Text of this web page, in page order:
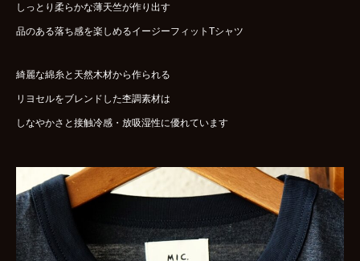
しっとり柔らかな薄天竺が作り出す
品のある落ち感を楽しめるイージーフィットTシャツ
綺麗な綿糸と天然木材から作られる
リヨセルをブレンドした杢調素材は
しなやかさと接触冷感・放吸湿性に優れています